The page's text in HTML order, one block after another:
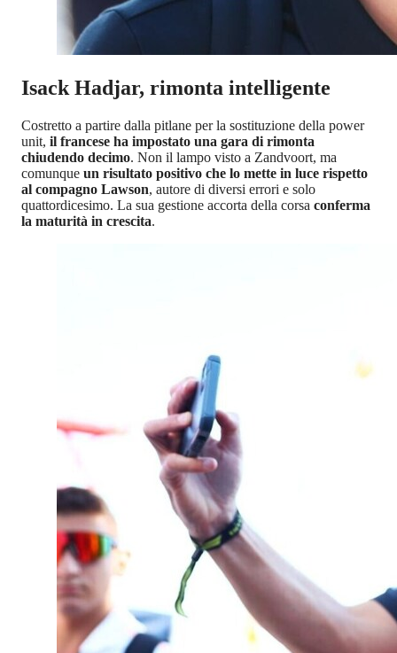
Isack Hadjar, rimonta intelligente
Costretto a partire dalla pitlane per la sostituzione della power
unit, il francese ha impostato una gara di rimonta
chiudendo decimo. Non il lampo visto a Zandvoort, ma
comunque un risultato positivo che lo mette in luce rispetto
al compagno Lawson, autore di diversi errori e solo
quattordicesimo. La sua gestione accorta della corsa conferma
la maturità in crescita.